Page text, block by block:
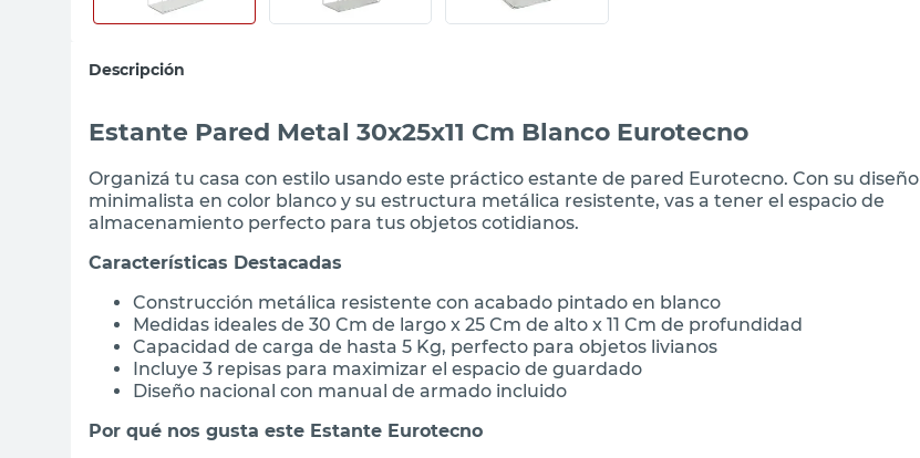
Descripción
Estante Pared Metal 30x25x11 Cm Blanco Eurotecno
Organizá tu casa con estilo usando este práctico estante de pared Eurotecno. Con su diseño
minimalista en color blanco y su estructura metálica resistente, vas a tener el espacio de
almacenamiento perfecto para tus objetos cotidianos.
Características Destacadas
Construcción metálica resistente con acabado pintado en blanco
Medidas ideales de 30 Cm de largo x 25 Cm de alto x 11 Cm de profundidad
Capacidad de carga de hasta 5 Kg, perfecto para objetos livianos
Incluye 3 repisas para maximizar el espacio de guardado
Diseño nacional con manual de armado incluido
Por qué nos gusta este Estante Eurotecno